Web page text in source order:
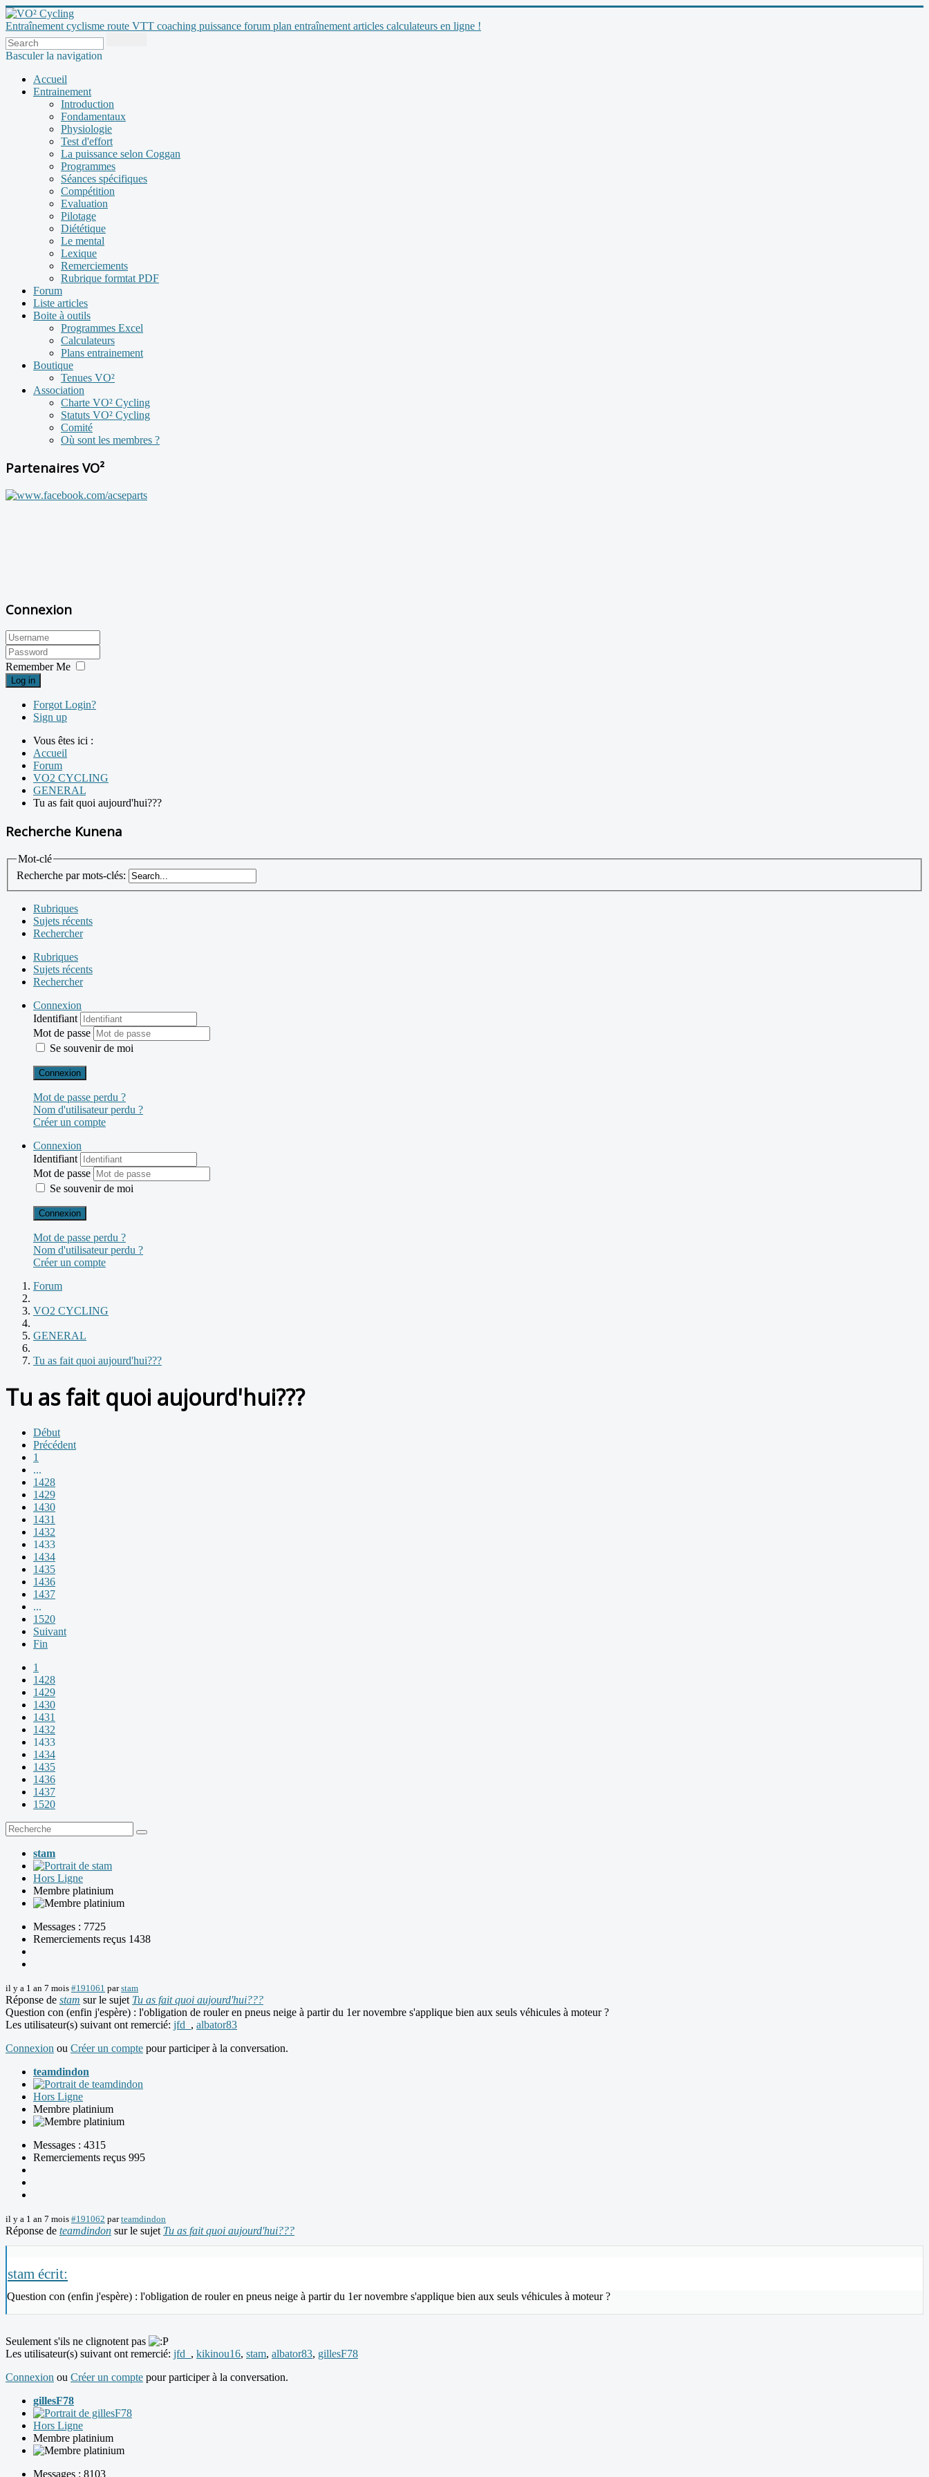
Entraînement cyclisme route VTT coaching puissance forum plan entraînement articles calculateurs en ligne !
Basculer la navigation
Accueil
Entrainement
Introduction
Fondamentaux
Physiologie
Test d'effort
La puissance selon Coggan
Programmes
Séances spécifiques
Compétition
Evaluation
Pilotage
Diététique
Le mental
Lexique
Remerciements
Rubrique formtat PDF
Forum
Liste articles
Boite à outils
Programmes Excel
Calculateurs
Plans entrainement
Boutique
Tenues VO²
Association
Charte VO² Cycling
Statuts VO² Cycling
Comité
Où sont les membres ?
Partenaires VO²
Connexion
Remember Me
Log in
Forgot Login?
Sign up
Vous êtes ici :
Accueil
Forum
VO2 CYCLING
GENERAL
Tu as fait quoi aujourd'hui???
Recherche Kunena
Mot-clé
Recherche par mots-clés:
Rubriques
Sujets récents
Rechercher
Rubriques
Sujets récents
Rechercher
Connexion
Identifiant
Mot de passe
Se souvenir de moi
Connexion
Mot de passe perdu ?
Nom d'utilisateur perdu ?
Créer un compte
Connexion
Identifiant
Mot de passe
Se souvenir de moi
Connexion
Mot de passe perdu ?
Nom d'utilisateur perdu ?
Créer un compte
Forum
VO2 CYCLING
GENERAL
Tu as fait quoi aujourd'hui???
Tu as fait quoi aujourd'hui???
Début
Précédent
1
...
1428
1429
1430
1431
1432
1433
1434
1435
1436
1437
...
1520
Suivant
Fin
1
1428
1429
1430
1431
1432
1433
1434
1435
1436
1437
1520
stam
Hors Ligne
Membre platinium
Messages : 7725
Remerciements reçus 1438
il y a 1 an 7 mois #191061 parstam
Réponse de stam sur le sujet Tu as fait quoi aujourd'hui???
Question con (enfin j'espère) : l'obligation de rouler en pneus neige à partir du 1er novembre s'applique bien aux seuls véhicules à moteur ?
Les utilisateur(s) suivant ont remercié: jfd_ , albator83
Connexion ou Créer un compte pour participer à la conversation.
teamdindon
Hors Ligne
Membre platinium
Messages : 4315
Remerciements reçus 995
il y a 1 an 7 mois #191062 parteamdindon
Réponse de teamdindon sur le sujet Tu as fait quoi aujourd'hui???
stam écrit:
Question con (enfin j'espère) : l'obligation de rouler en pneus neige à partir du 1er novembre s'applique bien aux seuls véhicules à moteur ?
Seulement s'ils ne clignotent pas
Les utilisateur(s) suivant ont remercié: jfd_ , kikinou16, stam, albator83, gillesF78
Connexion ou Créer un compte pour participer à la conversation.
gillesF78
Hors Ligne
Membre platinium
Messages : 8103